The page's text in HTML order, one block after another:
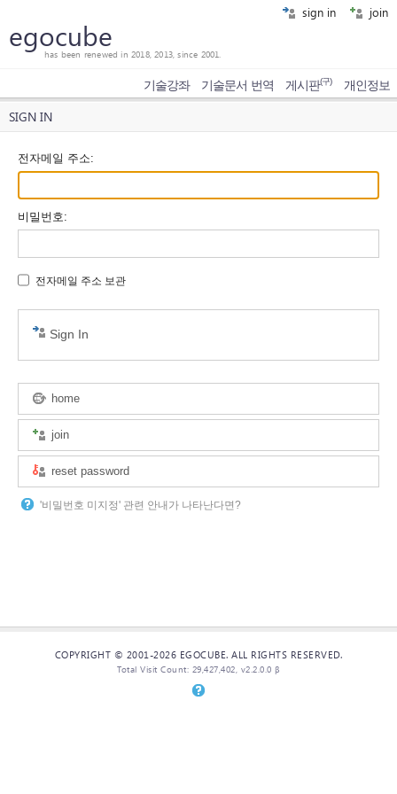
sign in join
egocube
has been renewed in 2018, 2013, since 2001.
기술강좌 기술문서 번역 게시판(구) 개인정보
SIGN IN
전자메일 주소:
비밀번호:
전자메일 주소 보관
Sign In
home
join
reset password
'비밀번호 미지정' 관련 안내가 나타난다면?
COPYRIGHT © 2001-2026 EGOCUBE. ALL RIGHTS RESERVED.
Total Visit Count: 29,427,402, v2.2.0.0 β